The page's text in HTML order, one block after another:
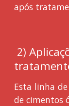
após
2)
Esta linha
de cimentos